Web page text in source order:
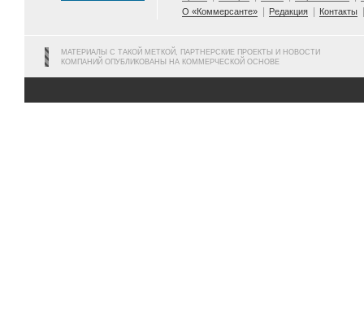
О «Коммерсанте»
Редакция Контакты
МАТЕРИАЛЫ С ТАКОЙ МЕТКОЙ, ПАРТНЕРСКИЕ ПРОЕКТЫ И НОВОСТИ
КОМПАНИЙ ОПУБЛИКОВАНЫ НА КОММЕРЧЕСКОЙ ОСНОВЕ